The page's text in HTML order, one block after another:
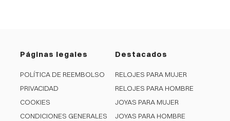
Páginas legales
POLÍTICA DE REEMBOLSO
PRIVACIDAD
COOKIES
CONDICIONES GENERALES
Destacados
RELOJES PARA MUJER
RELOJES PARA HOMBRE
JOYAS PARA MUJER
JOYAS PARA HOMBRE